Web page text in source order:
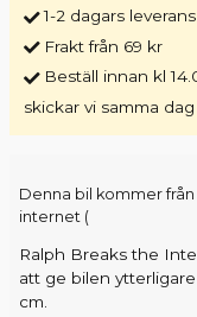
1-2 dagars leverans
Frakt från 69 kr
Beställ innan kl
skickar vi samma dag
Denna bil kommer
internet (
Ralph Breaks the
att ge bilen
cm.